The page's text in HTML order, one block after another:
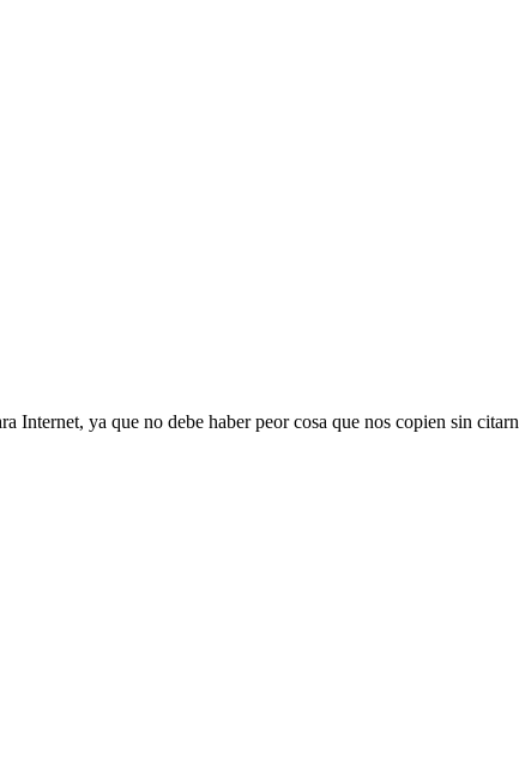
Internet, ya que no debe haber peor cosa que nos copien sin